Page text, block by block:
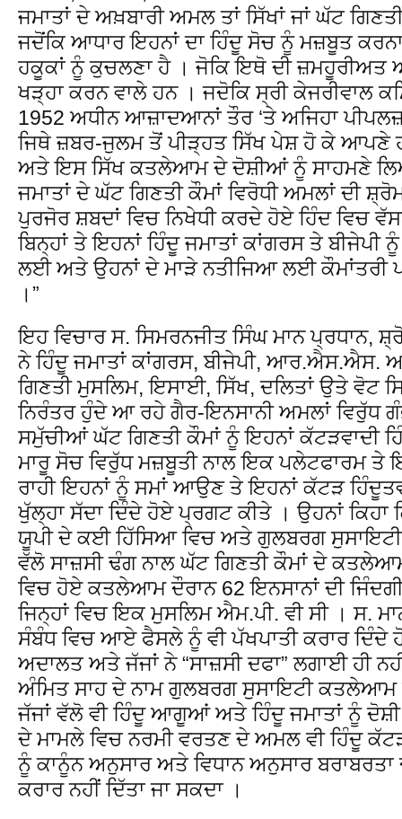
ਜਮਾਤਾਂ ਦੇ ਅਖ਼ਬਾਰੀ ਅਮਲ ਤਾਂ ਸਿੱਖਾਂ ਜਾਂ ਘੱਟ
ਜਦੋਂਕਿ ਆਧਾਰ ਇਹਨਾਂ ਦਾ ਹਿੰਦੂ ਸੋਚ ਨੂੰ ਮਜ਼ਬੂਤ
ਹਕੂਕਾਂ ਨੂੰ ਕੁਚਲਣਾ ਹੈ । ਜੋਕਿ ਇਥੋ ਦੀ ਜ਼ਮਹੂਰੀਅਤ
ਖੜ੍ਹਾ ਕਰਨ ਵਾਲੇ ਹਨ । ਜਦੋਕਿ ਸ੍ਰੀ
1952 ਅਧੀਨ ਆਜ਼ਾਦਆਨਾਂ ਤੌਰ ‘ਤੇ ਅਜਿਹਾ
ਜਿਥੇ ਜ਼ਬਰ-ਜੁਲਮ ਤੋਂ ਪੀੜ੍ਹਤ ਸਿੱਖ ਪੇਸ਼ ਹੋ ਕੇ ਆਪਣੇ
ਅਤੇ ਇਸ ਸਿੱਖ ਕਤਲੇਆਮ ਦੇ ਦੋਸ਼ੀਆਂ ਨੂੰ ਸਾਹਮਣੇ
ਜਮਾਤਾਂ ਦੇ ਘੱਟ ਗਿਣਤੀ ਕੌਮਾਂ ਵਿਰੋਧੀ ਅਮਲਾਂ ਦੀ
ਪੁਰਜੋਰ ਸ਼ਬਦਾਂ ਵਿਚ ਨਿਖੇਧੀ ਕਰਦੇ ਹੋਏ ਹਿੰਦ ਵਿਚ
ਬਿਨ੍ਹਾਂ ਤੇ ਇਹਨਾਂ ਹਿੰਦੂ ਜਮਾਤਾਂ ਕਾਂਗਰਸ ਤੇ ਬੀਜੇਪੀ
ਲਈ ਅਤੇ ਉਹਨਾਂ ਦੇ ਮਾੜੇ ਨਤੀਜਿਆ ਲਈ ਕੌਮਾਂਤਰੀ
।”
ਇਹ ਵਿਚਾਰ ਸ. ਸਿਮਰਨਜੀਤ ਸਿੰਘ ਮਾਨ ਪ੍ਰਧਾਨ,
ਨੇ ਹਿੰਦੂ ਜਮਾਤਾਂ ਕਾਂਗਰਸ, ਬੀਜੇਪੀ, ਆਰ.ਐਸ.ਐਸ.
ਗਿਣਤੀ ਮੁਸਲਿਮ, ਇਸਾਈ, ਸਿੱਖ, ਦਲਿਤਾਂ ਉਤੇ ਵੋਟ
ਨਿਰੰਤਰ ਹੁੰਦੇ ਆ ਰਹੇ ਗੈਰ-ਇਨਸਾਨੀ ਅਮਲਾਂ ਵਿਰੁੱਧ
ਸਮੁੱਚੀਆਂ ਘੱਟ ਗਿਣਤੀ ਕੌਮਾਂ ਨੂੰ ਇਹਨਾਂ ਕੱਟੜਵਾਦੀ
ਮਾਰੂ ਸੋਚ ਵਿਰੁੱਧ ਮਜ਼ਬੂਤੀ ਨਾਲ ਇਕ ਪਲੇਟਫਾਰਮ
ਰਾਹੀ ਇਹਨਾਂ ਨੂੰ ਸਮਾਂ ਆਉਣ ਤੇ ਇਹਨਾਂ ਕੱਟੜ ਹਿੰਦੂਤਵ
ਖੁੱਲ੍ਹਾ ਸੱਦਾ ਦਿੰਦੇ ਹੋਏ ਪ੍ਰਗਟ ਕੀਤੇ । ਉਹਨਾਂ
ਯੂਪੀ ਦੇ ਕਈ ਹਿੱਸਿਆ ਵਿਚ ਅਤੇ ਗੁਲਬਰਗ ਸੁਸਾਇਟੀ
ਵੱਲੋ ਸਾਜ਼ਸੀ ਢੰਗ ਨਾਲ ਘੱਟ ਗਿਣਤੀ ਕੌਮਾਂ ਦੇ
ਵਿਚ ਹੋਏ ਕਤਲੇਆਮ ਦੌਰਾਨ 62 ਇਨਸਾਨਾਂ ਦੀ
ਜਿਨ੍ਹਾਂ ਵਿਚ ਇਕ ਮੁਸਲਿਮ ਐਮ.ਪੀ. ਵੀ ਸੀ । ਸ.
ਸੰਬੰਧ ਵਿਚ ਆਏ ਫੈਸਲੇ ਨੂੰ ਵੀ ਪੱਖਪਾਤੀ ਕਰਾਰ ਦਿੰਦੇ
ਅਦਾਲਤ ਅਤੇ ਜੱਜਾਂ ਨੇ “ਸਾਜ਼ਸੀ ਦਫਾ” ਲਗਾਈ ਹੀ
ਅੰਮਿਤ ਸਾਹ ਦੇ ਨਾਮ ਗੁਲਬਰਗ ਸੁਸਾਇਟੀ ਕਤਲੇਆਮ
ਜੱਜਾਂ ਵੱਲੋ ਵੀ ਹਿੰਦੂ ਆਗੂਆਂ ਅਤੇ ਹਿੰਦੂ ਜਮਾਤਾਂ ਨੂੰ ਦੋਸ਼ੀ
ਦੇ ਮਾਮਲੇ ਵਿਚ ਨਰਮੀ ਵਰਤਣ ਦੇ ਅਮਲ ਵੀ ਹਿੰਦੂ
ਨੂੰ ਕਾਨੂੰਨ ਅਨੁਸਾਰ ਅਤੇ ਵਿਧਾਨ ਅਨੁਸਾਰ
ਕਰਾਰ ਨਹੀਂ ਦਿੱਤਾ ਜਾ ਸਕਦਾ ।